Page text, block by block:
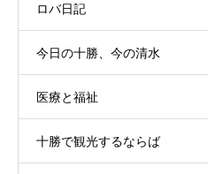
ロバ日記
今日の十勝、今の清水
医療と福祉
十勝で観光するならば